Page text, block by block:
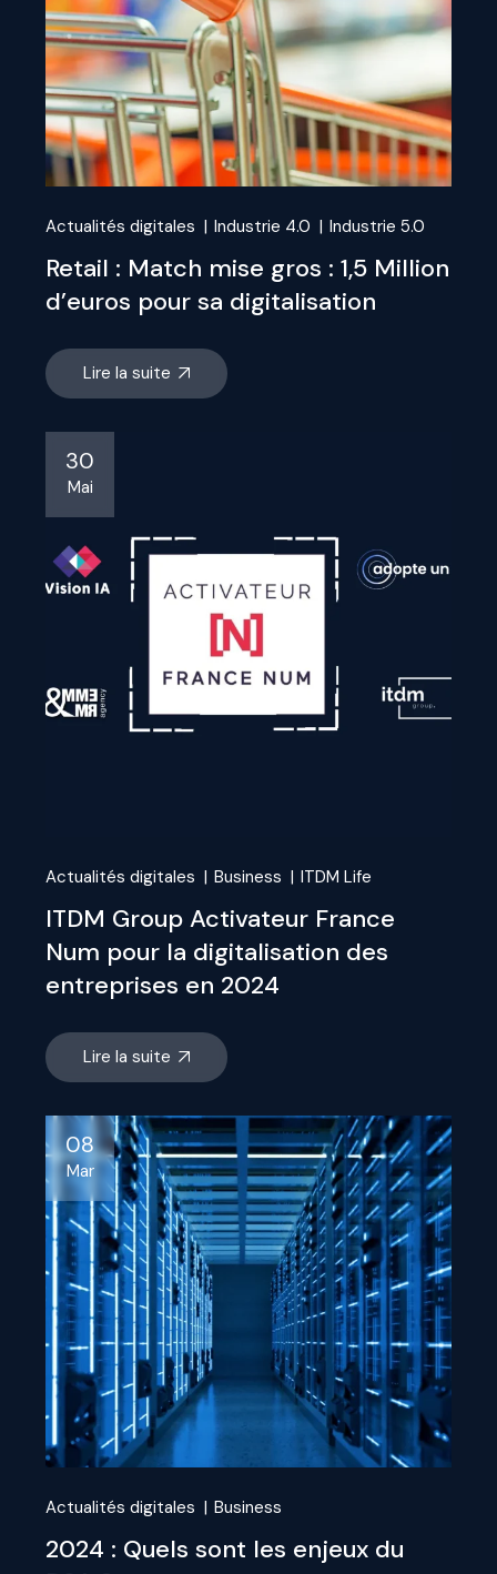
Actualités digitales Industrie 4.0 Industrie 5.0
Retail : Match mise gros : 1,5 Million
d’euros pour sa digitalisation
Lire la suite
30
Mai
Actualités digitales Business ITDM Life
ITDM Group Activateur France
Num pour la digitalisation des
entreprises en 2024
Lire la suite
08
Mar
Actualités digitales Business
2024 : Quels sont les enjeux du